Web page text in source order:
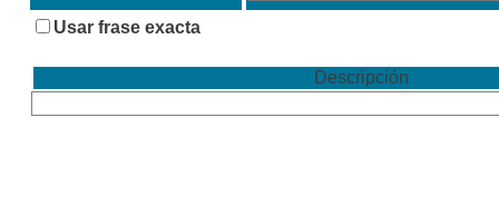
Usar frase exacta
Descripción